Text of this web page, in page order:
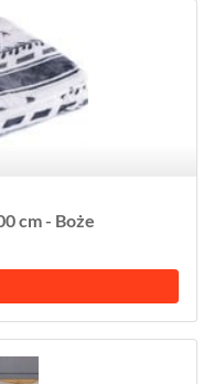
cm - Boże